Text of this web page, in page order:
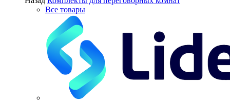
Все товары